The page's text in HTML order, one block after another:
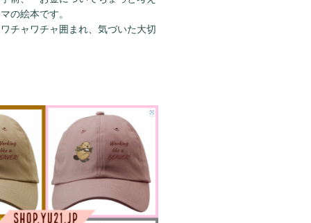
の絵本です。
チャワチャ囲まれ、気づいた大切